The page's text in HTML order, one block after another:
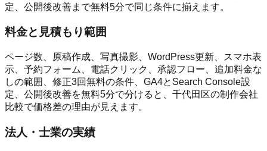
定、公開後改善まで無料5分で同じ条件に揃えます。
料金と見積もり範囲
ページ数、原稿作成、写真撮影、WordPress更新、スマホ表
示、予約フォーム、電話クリック、承認フロー、追加料金な
しの範囲、修正3回無料の条件、GA4とSearch Console設
定、公開後改善を無料5分で分けると、千代田区の制作会社
比較で価格差の理由が見えます。
法人・士業の実績